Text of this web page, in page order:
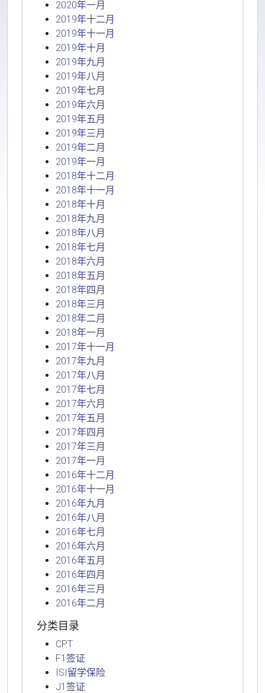
2020年一月
2019年十二月
2019年十一月
2019年十月
2019年九月
2019年八月
2019年七月
2019年六月
2019年五月
2019年三月
2019年二月
2019年一月
2018年十二月
2018年十一月
2018年十月
2018年九月
2018年八月
2018年七月
2018年六月
2018年五月
2018年四月
2018年三月
2018年二月
2018年一月
2017年十一月
2017年九月
2017年八月
2017年七月
2017年六月
2017年五月
2017年四月
2017年三月
2017年一月
2016年十二月
2016年十一月
2016年九月
2016年八月
2016年七月
2016年六月
2016年五月
2016年四月
2016年三月
2016年二月
分类目录
CPT
F1签证
ISI留学保险
J1签证